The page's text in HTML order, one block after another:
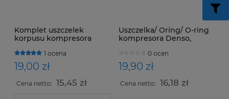
Komplet uszczelek
korpusu kompresora
1 ocena
19,00 zł
Cena netto: 15,45 zł
Uszczelka/ Oring/ O-ring
kompresora Denso,
Valeo/Zexel
0 ocen
19,90 zł
Cena netto: 16,18 zł